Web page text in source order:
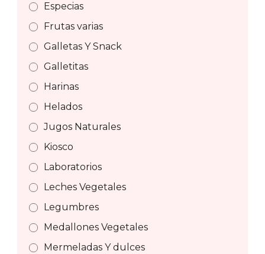
Especias
Frutas varias
Galletas Y Snack
Galletitas
Harinas
Helados
Jugos Naturales
Kiosco
Laboratorios
Leches Vegetales
Legumbres
Medallones Vegetales
Mermeladas Y dulces